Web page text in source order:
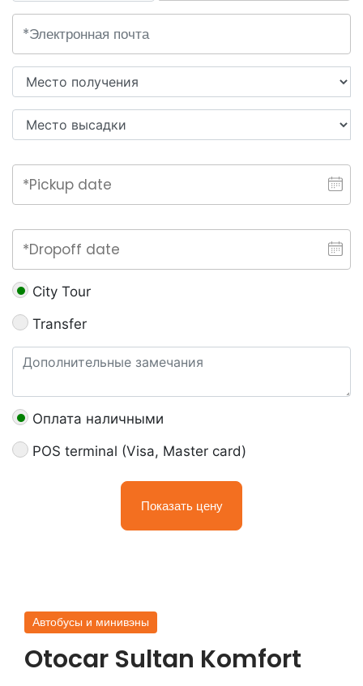
City Tour
Transfer
Оплата наличными
POS terminal (Visa, Master card)
Показать цену
Автобусы и минивэны
Otocar Sultan Komfort